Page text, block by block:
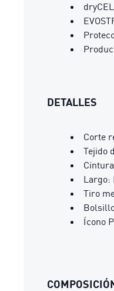
DETALLES
Corte
Tejido
Largo:
Tiro
Ícono